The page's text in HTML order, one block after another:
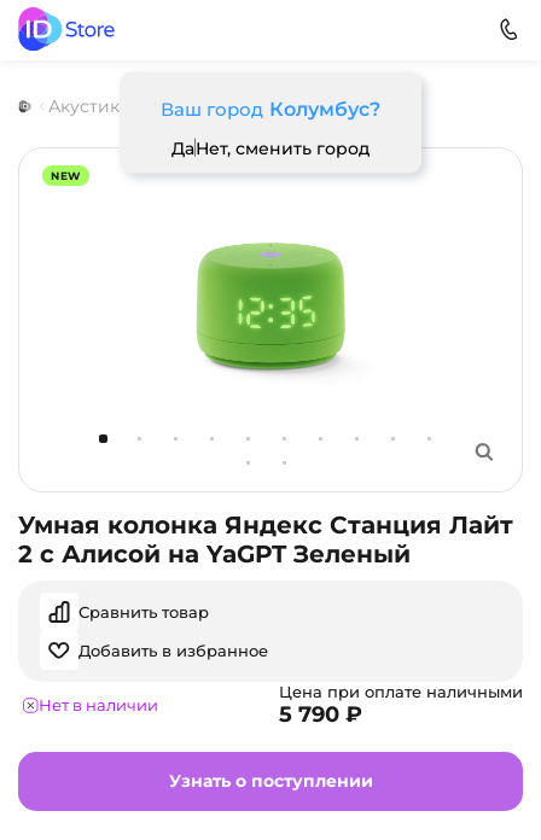
Ваш город Колумбус?
ДаНет, сменить город
Акустика Яндекс Станция Лайт 2
NEW
Умная колонка Яндекс Станция Лайт
2 с Алисой на YaGPT Зеленый
Сравнить товар
Добавить в избранное
Нет в наличии
Цена при оплате наличными
5 790 ₽
Узнать о поступлении